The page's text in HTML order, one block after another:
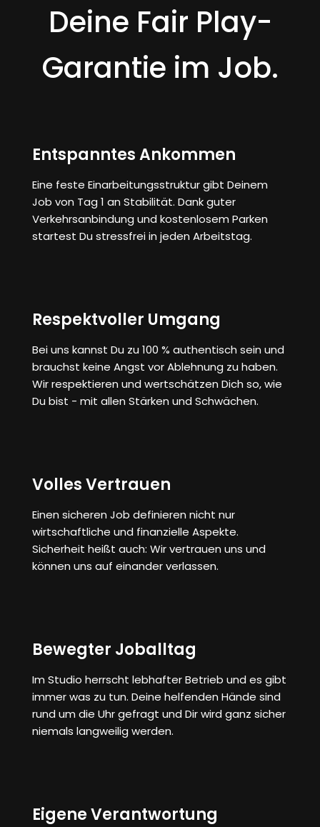
Deine Fair Play-
Garantie im Job.
Entspanntes Ankommen
Eine feste Einarbeitungsstruktur gibt Deinem
Job von Tag 1 an Stabilität. Dank guter
Verkehrsanbindung und kostenlosem Parken
startest Du stressfrei in jeden Arbeitstag.
Respektvoller Umgang
Bei uns kannst Du zu 100 % authentisch sein und
brauchst keine Angst vor Ablehnung zu haben.
Wir respektieren und wertschätzen Dich so, wie
Du bist - mit allen Stärken und Schwächen.
Volles Vertrauen
Einen sicheren Job definieren nicht nur
wirtschaftliche und finanzielle Aspekte.
Sicherheit heißt auch: Wir vertrauen uns und
können uns auf einander verlassen.
Bewegter Joballtag
Im Studio herrscht lebhafter Betrieb und es gibt
immer was zu tun. Deine helfenden Hände sind
rund um die Uhr gefragt und Dir wird ganz sicher
niemals langweilig werden.
Eigene Verantwortung